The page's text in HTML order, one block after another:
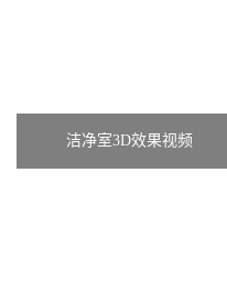
洁净室3D效果视频